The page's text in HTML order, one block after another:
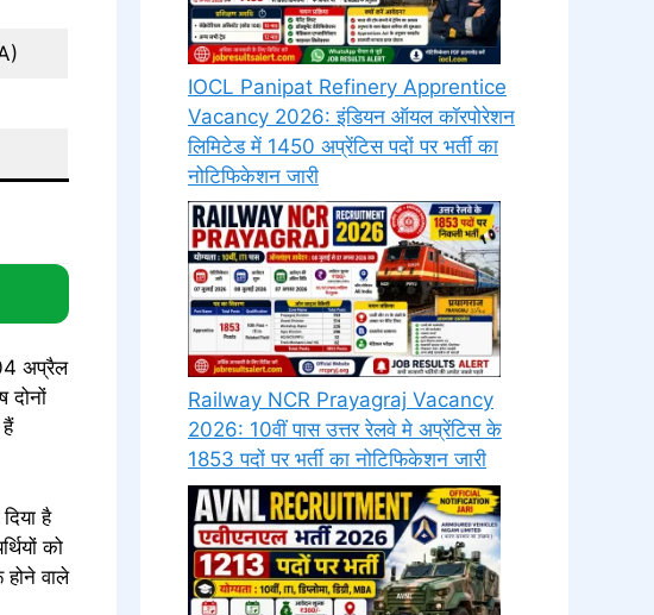
अप्रैल
दोनों
है
को
वाले
IOCL Panipat Refinery Apprentice
Vacancy 2026: इंडियन ऑयल कॉरपोरेशन
लिमिटेड में 1450 अप्रेंटिस पदों पर भर्ती का
नोटिफिकेशन जारी
Railway NCR Prayagraj Vacancy
2026: 10वीं पास उत्तर रेलवे मे अप्रेंटिस के
1853 पदों पर भर्ती का नोटिफिकेशन जारी